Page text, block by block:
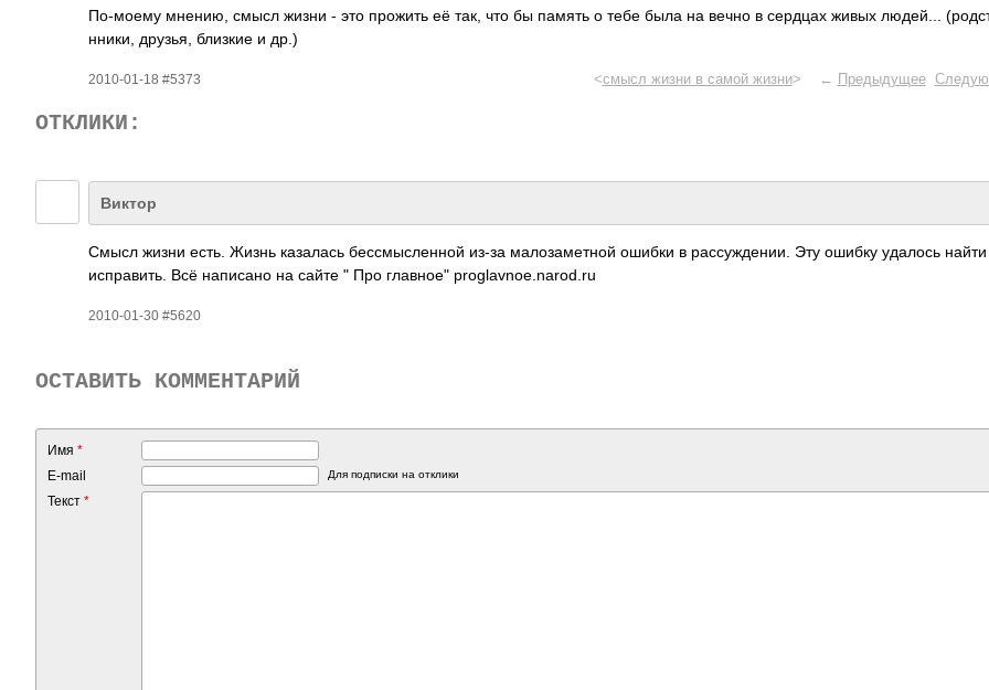
По-м­оему мнению, смысл жизни - это прожить её так, что бы память о тебе была на вечно в сердцах живых люде­й...
нники, друзья, близкие и др.)
2010-01-18 #5373 <смысл жизни в самой жизни> ← Предыдущее
ОТКЛИКИ:
Виктор
Смысл жизни есть. Жизнь каза­лась бесс­мысл­енной из-за мало­заме­тной ошибки в расс­ужде­нии. Эту ошибку удалось
испр­авить. Всё напи­сано на сайте " Про главное" prog­lavn­oe.n­arod­.ru
2010-01-30 #5620
ОСТАВИТЬ КОММЕНТАРИЙ
Имя *
E-mail
Для подписки на отклики
Текст *